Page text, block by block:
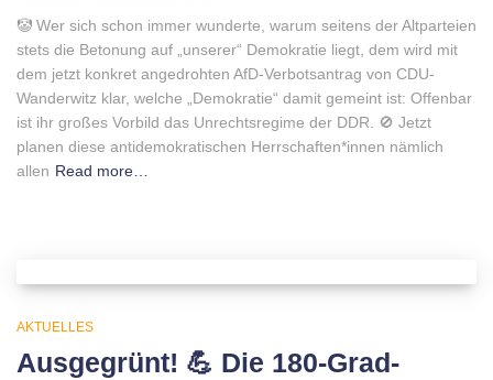
🤡 Wer sich schon immer wunderte, warum seitens der Altparteien
stets die Betonung auf „unserer“ Demokratie liegt, dem wird mit
dem jetzt konkret angedrohten AfD-Verbotsantrag von CDU-
Wanderwitz klar, welche „Demokratie“ damit gemeint ist: Offenbar
ist ihr großes Vorbild das Unrechtsregime der DDR. 🚫 Jetzt
planen diese antidemokratischen Herrschaften*innen nämlich
allen Read more…
AKTUELLES
Ausgegrünt! 💪 Die 180-Grad-